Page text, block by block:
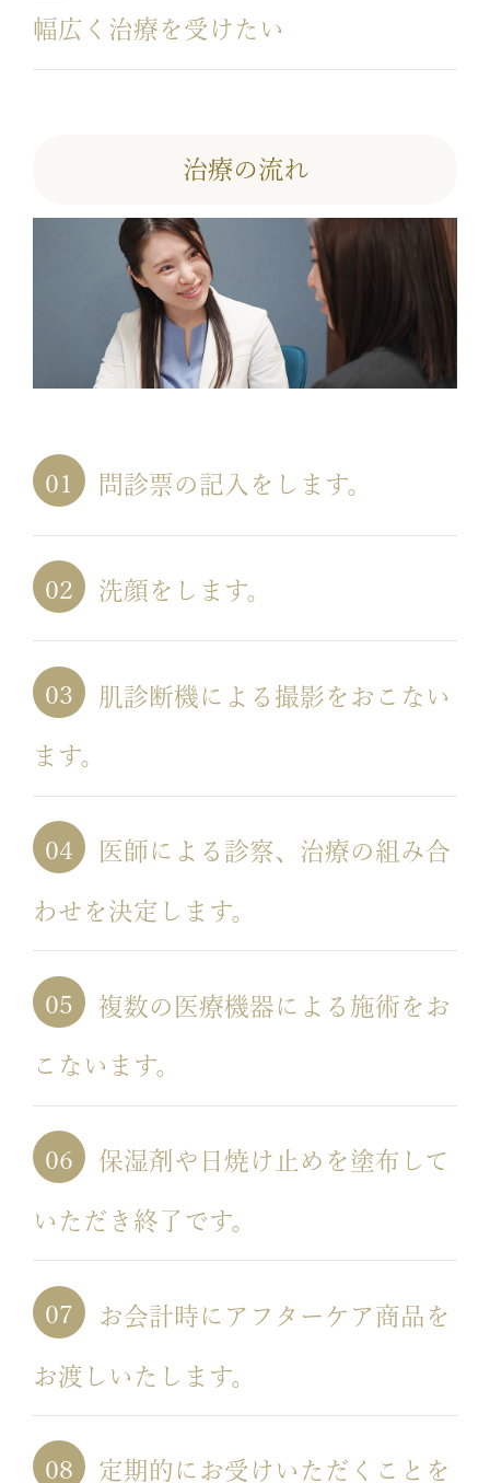
幅広く治療を受けたい
治療の流れ
問診票の記入をします。
洗顔をします。
肌診断機による撮影をおこない
ます。
医師による診察、治療の組み合
わせを決定します。
複数の医療機器による施術をお
こないます。
保湿剤や日焼け止めを塗布して
いただき終了です。
お会計時にアフターケア商品を
お渡しいたします。
定期的にお受けいただくことを